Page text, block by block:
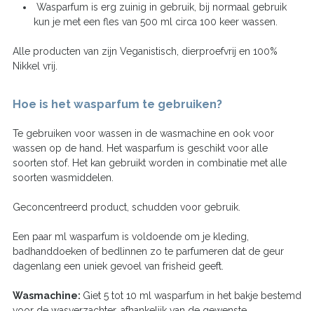
Wasparfum is erg zuinig in gebruik, bij normaal gebruik
kun je met een fles van 500 ml circa 100 keer wassen.
Alle producten van zijn Veganistisch, dierproefvrij en 100%
Nikkel vrij.
Hoe is het wasparfum te gebruiken?
Te gebruiken voor wassen in de wasmachine en ook voor
wassen op de hand. Het wasparfum is geschikt voor alle
soorten stof. Het kan gebruikt worden in combinatie met alle
soorten wasmiddelen.
Geconcentreerd product, schudden voor gebruik.
Een paar ml wasparfum is voldoende om je kleding,
badhanddoeken of bedlinnen zo te parfumeren dat de geur
dagenlang een uniek gevoel van frisheid geeft.
Wasmachine: Giet 5 tot 10 ml wasparfum in het bakje bestemd